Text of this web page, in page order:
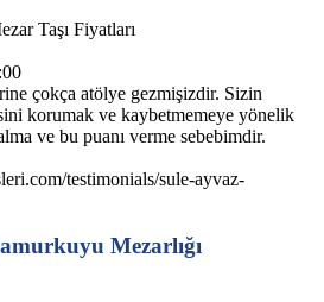
Taşı Fiyatları
çokça atölye gezmişizdir. Sizin
korumak ve kaybetmemeye yönelik
ve bu puanı verme sebebimdir.
testimonials/sule-ayvaz-
Mezarlığı